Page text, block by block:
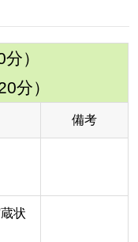
）
分）
備考
状